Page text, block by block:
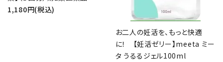
1,180円(税込)
お二人の妊活を、もっと快適
に！ 【妊活ゼリー】meeta ミー
タ うるるジェル100ml